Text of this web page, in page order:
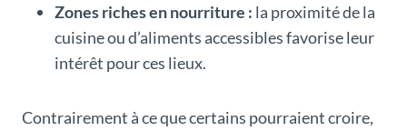
Zones riches en nourriture : la proximité de la
cuisine ou d’aliments accessibles favorise leur
intérêt pour ces lieux.
Contrairement à ce que certains pourraient croire,